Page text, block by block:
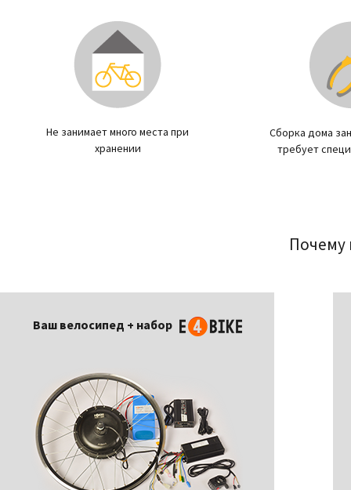
Не занимает много места при
хранении
Сборка дома
требует
Почему
Ваш велосипед + набор